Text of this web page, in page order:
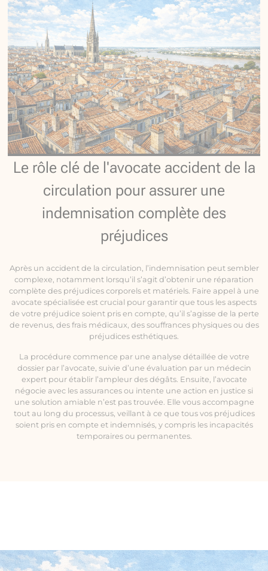
Le rôle clé de l'avocate accident de la
circulation pour assurer une
indemnisation complète des
préjudices
Après un accident de la circulation, l’indemnisation peut sembler
complexe, notamment lorsqu’il s’agit d’obtenir une réparation
complète des préjudices corporels et matériels. Faire appel à une
avocate spécialisée est crucial pour garantir que tous les aspects
de votre préjudice soient pris en compte, qu’il s’agisse de la perte
de revenus, des frais médicaux, des souffrances physiques ou des
préjudices esthétiques.
La procédure commence par une analyse détaillée de votre
dossier par l’avocate, suivie d’une évaluation par un médecin
expert pour établir l’ampleur des dégâts. Ensuite, l’avocate
négocie avec les assurances ou intente une action en justice si
une solution amiable n’est pas trouvée. Elle vous accompagne
tout au long du processus, veillant à ce que tous vos préjudices
soient pris en compte et indemnisés, y compris les incapacités
temporaires ou permanentes.